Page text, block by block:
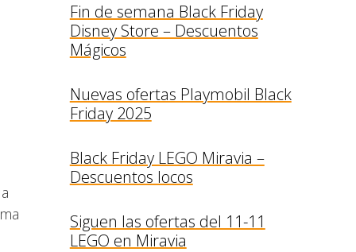
Fin de semana Black Friday
Disney Store – Descuentos
Mágicos
Nuevas ofertas Playmobil Black
Friday 2025
Black Friday LEGO Miravia –
Descuentos locos
Siguen las ofertas del 11-11
LEGO en Miravia